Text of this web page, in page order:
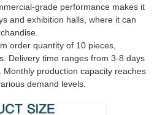
grade performance makes it
and exhibition halls, where it can
order quantity of 10 pieces,
Delivery time ranges from 3-8 days
production capacity reaches
demand levels.